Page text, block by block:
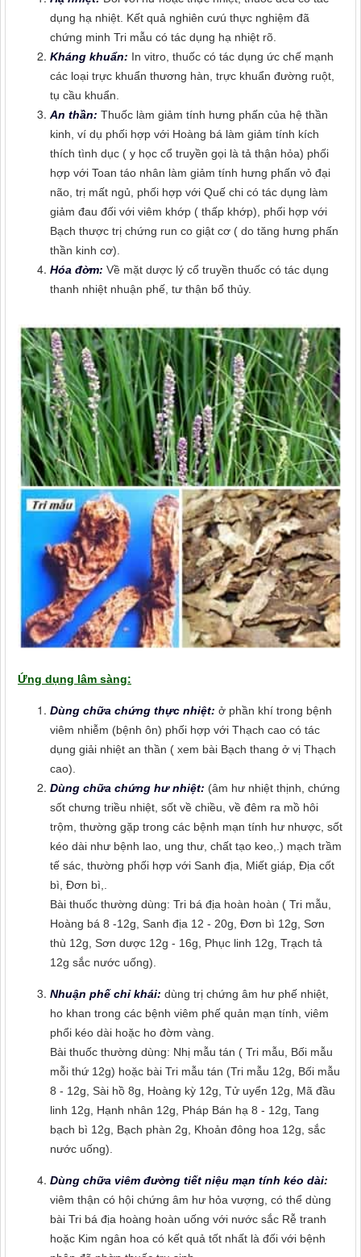
dụng hạ nhiệt. Kết quả nghiên cưú thực nghiệm đã
chứng minh Tri mẫu có tác dụng hạ nhiệt rõ.
Kháng khuẩn: In vitro, thuốc có tác dụng ức chế mạnh
các loại trực khuẩn thương hàn, trực khuẩn đường ruột,
tụ cầu khuẩn.
An thần: Thuốc làm giảm tính hưng phấn của hệ thần
kinh, ví dụ phối hợp với Hoàng bá làm giảm tính kích
thích tình dục ( y học cổ truyền gọi là tả thận hỏa) phối
hợp với Toan táo nhân làm giảm tính hưng phấn vỏ đại
não, trị mất ngủ, phối hợp với Quế chi có tác dụng làm
giảm đau đối với viêm khớp ( thấp khớp), phối hợp với
Bạch thược trị chứng run co giật cơ ( do tăng hưng phấn
thần kinh cơ).
Hóa đờm: Về mặt dược lý cổ truyền thuốc có tác dụng
thanh nhiệt nhuận phế, tư thận bổ thủy.
Ứng dụng lâm sàng:
Dùng chữa chứng thực nhiệt: ở phần khí trong bệnh
viêm nhiễm (bệnh ôn) phối hợp với Thạch cao có tác
dụng giải nhiệt an thần ( xem bài Bạch thang ở vị Thạch
cao).
Dùng chữa chứng hư nhiệt: (âm hư nhiệt thịnh, chứng
sốt chưng triều nhiệt, sốt về chiều, về đêm ra mồ hôi
trộm, thường gặp trong các bệnh mạn tính hư nhược, sốt
kéo dài như bệnh lao, ung thư, chất tạo keo,.) mạch trầm
tế sác, thường phối hợp với Sanh địa, Miết giáp, Địa cốt
bì, Đơn bì,.
Bài thuốc thường dùng: Tri bá địa hoàn hoàn ( Tri mẫu,
Hoàng bá 8 -12g, Sanh địa 12 - 20g, Đơn bì 12g, Sơn
thù 12g, Sơn dược 12g - 16g, Phục linh 12g, Trạch tả
12g sắc nước uống).
Nhuận phế chỉ khái: dùng trị chứng âm hư phế nhiệt,
ho khan trong các bệnh viêm phế quản mạn tính, viêm
phổi kéo dài hoặc ho đờm vàng.
Bài thuốc thường dùng: Nhị mẫu tán ( Tri mẫu, Bối mẫu
mỗi thứ 12g) hoặc bài Tri mẫu tán (Tri mẫu 12g, Bối mẫu
8 - 12g, Sài hồ 8g, Hoàng kỳ 12g, Tử uyển 12g, Mã đầu
linh 12g, Hạnh nhân 12g, Pháp Bán hạ 8 - 12g, Tang
bạch bì 12g, Bạch phàn 2g, Khoản đông hoa 12g, sắc
nước uống).
Dùng chữa viêm đường tiết niệu mạn tính kéo dài:
viêm thận có hội chứng âm hư hỏa vượng, có thể dùng
bài Tri bá địa hoàng hoàn uống với nước sắc Rễ tranh
hoặc Kim ngân hoa có kết quả tốt nhất là đối với bệnh